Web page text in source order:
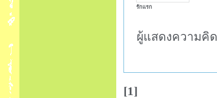
รักแรก
ผู้แสดงความคิ
[1]